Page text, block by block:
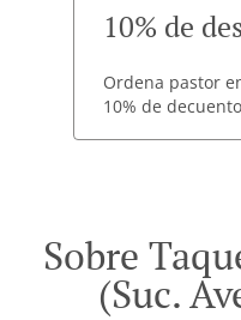
10% de
Ordena pastor
10% de
Sobre
(Suc.